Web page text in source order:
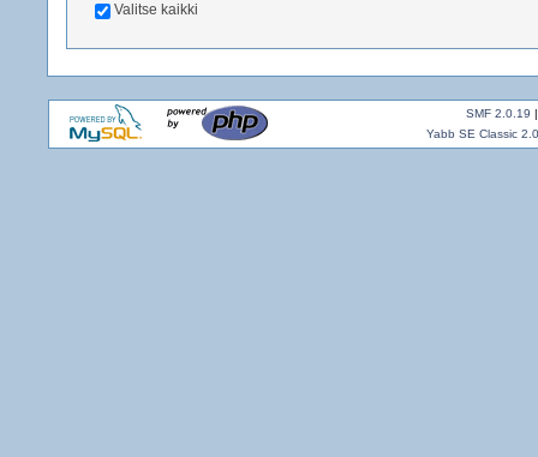
Valitse kaikki
SMF 2.0.19
Yabb SE Classic